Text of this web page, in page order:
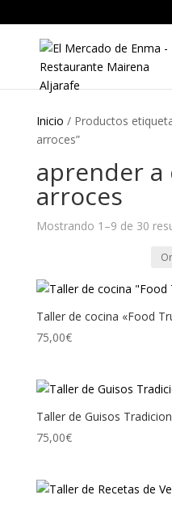
Inicio / Productos
arroces”
aprender a
arroces
Mostrando 1–9 de 30
Taller de cocina «Food
75,00€
Taller de Guisos
75,00€